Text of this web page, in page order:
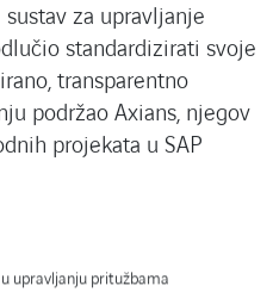
za upravljanje
standardizirati svoje
transparentno
podržao Axians, njegov
projekata u SAP
upravljanju pritužbama